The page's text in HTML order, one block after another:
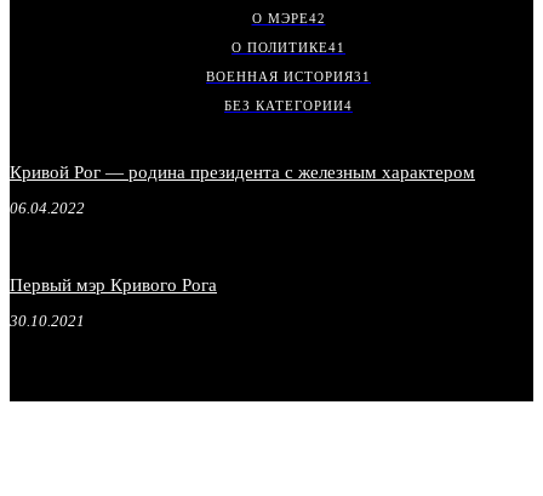
О МЭРЕ42
О ПОЛИТИКЕ41
ВОЕННАЯ ИСТОРИЯ31
БЕЗ КАТЕГОРИИ4
Кривой Рог — родина президента с железным характером
06.04.2022
Первый мэр Кривого Рога
30.10.2021